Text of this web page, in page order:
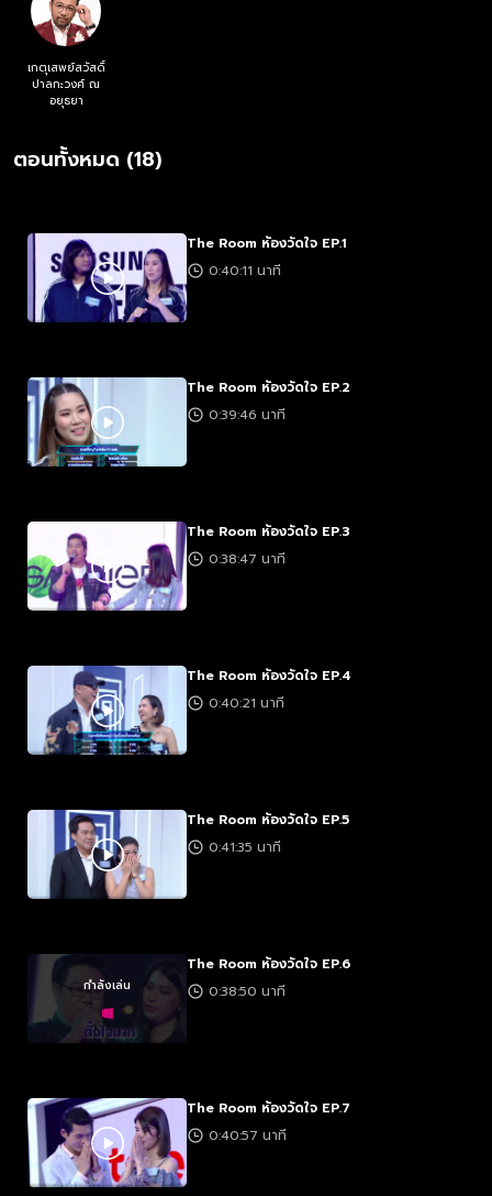
เกตุเสพย์สวัสดิ์
ปาลกะวงศ์ ณ
อยุธยา
ตอนทั้งหมด (18)
The Room ห้องวัดใจ EP.1
0:40:11 นาที
The Room ห้องวัดใจ EP.2
0:39:46 นาที
The Room ห้องวัดใจ EP.3
0:38:47 นาที
The Room ห้องวัดใจ EP.4
0:40:21 นาที
The Room ห้องวัดใจ EP.5
0:41:35 นาที
กำลังเล่น
The Room ห้องวัดใจ EP.6
0:38:50 นาที
The Room ห้องวัดใจ EP.7
0:40:57 นาที